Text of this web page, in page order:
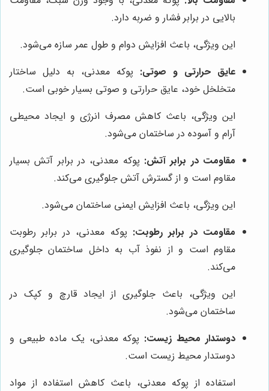
بالایی در برابر فشار و ضربه دارد.
این ویژگی، باعث افزایش دوام و طول عمر سازه می‌شود.
عایق حرارتی و صوتی: پوکه معدنی، به دلیل ساختار
متخلخل خود، عایق حرارتی و صوتی بسیار خوبی است.
این ویژگی، باعث کاهش مصرف انرژی و ایجاد محیطی
آرام و آسوده در ساختمان می‌شود.
مقاومت در برابر آتش: پوکه معدنی، در برابر آتش بسیار
مقاوم است و از گسترش آتش جلوگیری می‌کند.
این ویژگی، باعث افزایش ایمنی ساختمان می‌شود.
مقاومت در برابر رطوبت: پوکه معدنی، در برابر رطوبت
مقاوم است و از نفوذ آب به داخل ساختمان جلوگیری
می‌کند.
این ویژگی، باعث جلوگیری از ایجاد قارچ و کپک در
ساختمان می‌شود.
دوستدار محیط زیست: پوکه معدنی، یک ماده طبیعی و
دوستدار محیط زیست است.
استفاده از پوکه معدنی، باعث کاهش استفاده از مواد